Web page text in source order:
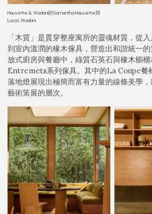
Hauvette & Madani的Samantha Hauvette與
Lucas Madani
「木質」是貫穿整座寓所的靈魂材質，從
到室內溫潤的橡木傢具，營造出和諧統一
放式廚房與餐廳中，綠質石英石與橡木櫥
Entremets系列傢具。其中的La Coupe
落地燈展現出極簡而富有力量的線條美學
藝術策展的層次。